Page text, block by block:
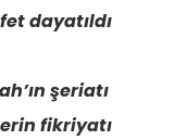
dayatıldı
şeriatı
fikriyatı